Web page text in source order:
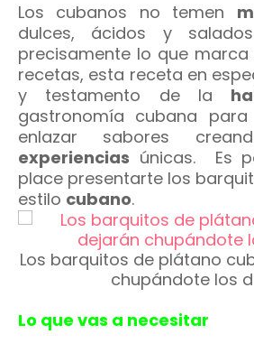
Los cubanos no temen
dulces, ácidos y
precisamente lo que
recetas, esta receta en
y testamento de la
gastronomía cubana
enlazar sabores
experiencias únicas. Es
place presentarte los
estilo cubano.
Los barquitos de plátano
chupándote los
Lo que vas a necesitar